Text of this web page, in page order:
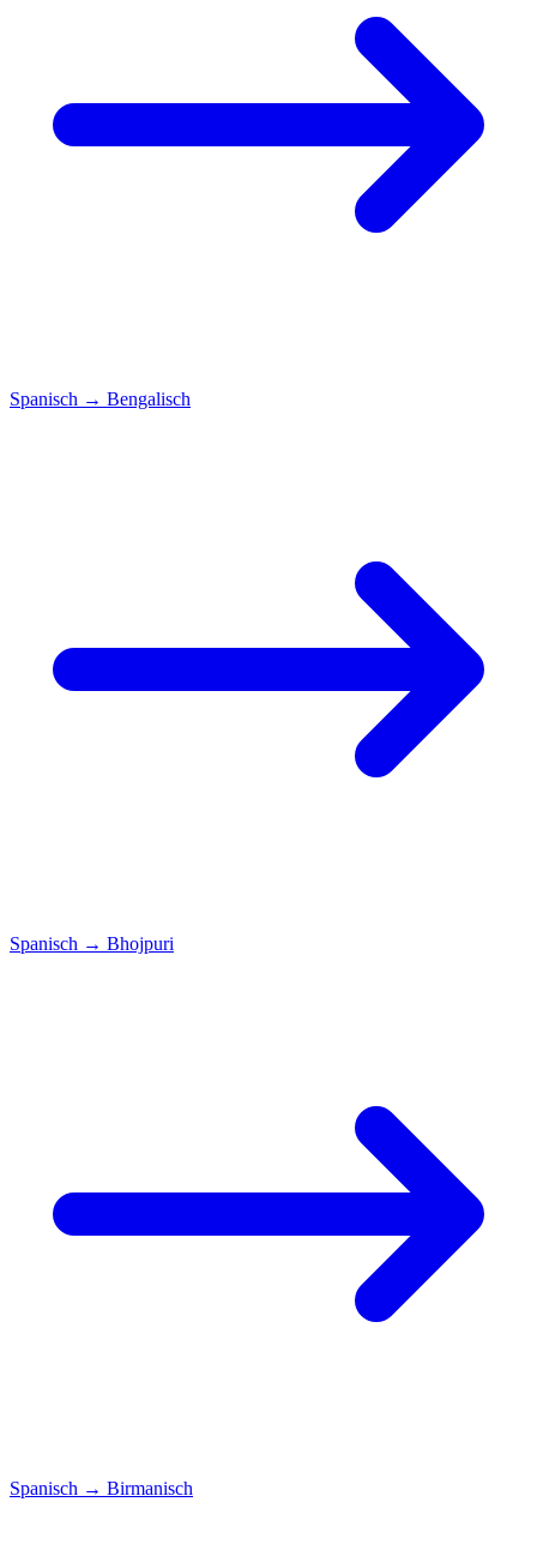
Spanisch → Bengalisch
Spanisch → Bhojpuri
Spanisch → Birmanisch